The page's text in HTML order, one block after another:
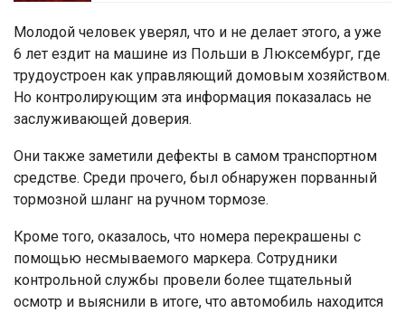
Молодой человек уверял, что и не делает этого, а уже
6 лет ездит на машине из Польши в Люксембург, где
трудоустроен как управляющий домовым хозяйством.
Но контролирующим эта информация показалась не
заслуживающей доверия.
Они также заметили дефекты в самом транспортном
средстве. Среди прочего, был обнаружен порванный
тормозной шланг на ручном тормозе.
Кроме того, оказалось, что номера перекрашены с
помощью несмываемого маркера. Сотрудники
контрольной службы провели более тщательный
осмотр и выяснили в итоге, что автомобиль находится